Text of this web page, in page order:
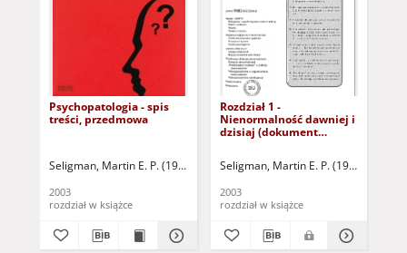
Psychopatologia - spis
treści, przedmowa
Seligman, Martin E. P. (1942- ) Walker, Elaine F. Rosenhan, David L.
2003
rozdział w książce
Rozdział 1 -
Nienormalność dawniej i
dzisiaj (dokument
dysfunkcją wzroku)
Seligman, Martin E. P. (1942- )
2003
rozdział w książce